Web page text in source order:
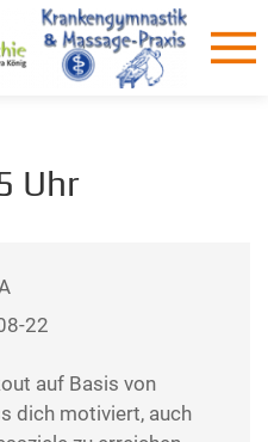
Uhr
22
auf Basis von
dich motiviert, auch